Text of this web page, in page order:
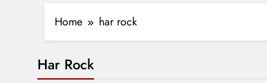
Home har rock
Har Rock